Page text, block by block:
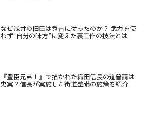
なぜ浅井の旧臣は秀吉に従ったのか？ 武力を使
わず“自分の味方”に変えた裏工作の技法とは
『豊臣兄弟！』で描かれた織田信長の道普請は
史実？信長が実施した街道整備の施策を紹介